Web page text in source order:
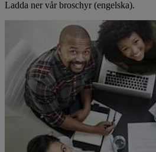
Ladda ner vår broschyr (engelska).